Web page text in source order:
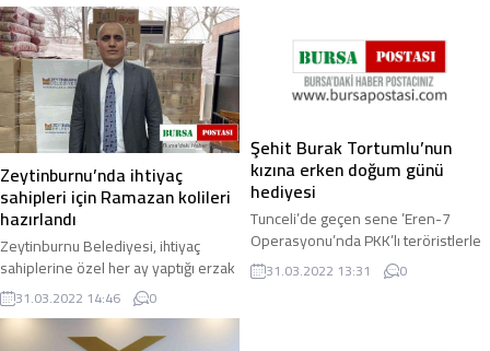
Zeytinburnu’nda ihtiyaç
sahipleri için Ramazan kolileri
hazırlandı
Zeytinburnu Belediyesi, ihtiyaç
sahiplerine özel her ay yaptığı erzak
yardımlarını 11 Ayın Sultanı
Ramazan ayında da devam ettiriyor.
Zeytinburnu ...
31.03.2022 14:46 0
Şehit Burak Tortumlu’nun
kızına erken doğum günü
hediyesi
Tunceli’de geçen sene ’Eren-7
Operasyonu’nda PKK’lı teröristlerle
çıkan çatışmada şehit olan Uzman
Çavuş Burak Tortumlu adına
31.03.2022 13:31 0